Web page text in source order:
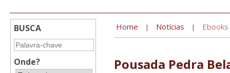
BUSCA
Onde?
Home | Notícias | Ebooks
Pousada Pedra